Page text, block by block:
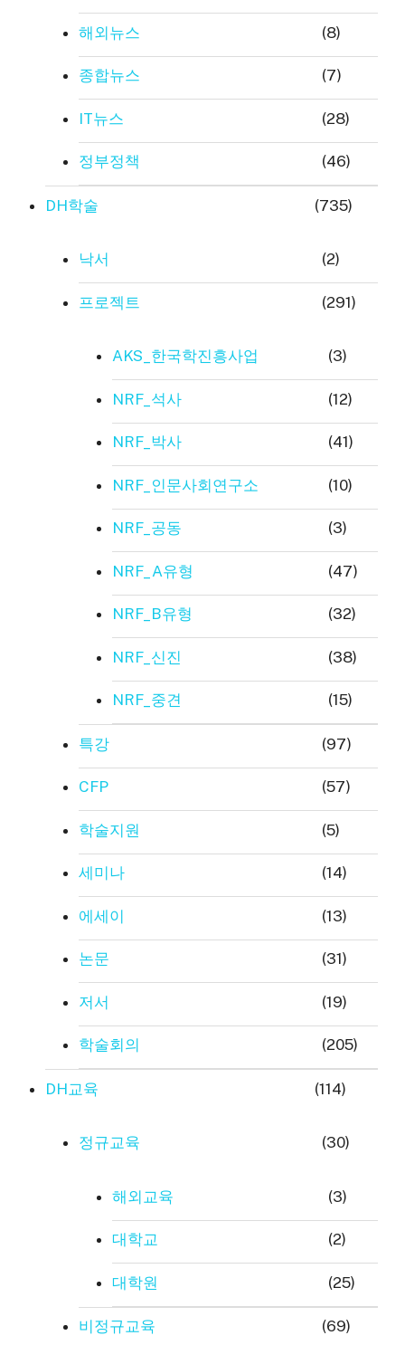
해외뉴스 (8)
종합뉴스 (7)
IT뉴스 (28)
정부정책 (46)
DH학술 (735)
낙서 (2)
프로젝트 (291)
AKS_한국학진흥사업 (3)
NRF_석사 (12)
NRF_박사 (41)
NRF_인문사회연구소 (10)
NRF_공동 (3)
NRF_A유형 (47)
NRF_B유형 (32)
NRF_신진 (38)
NRF_중견 (15)
특강 (97)
CFP (57)
학술지원 (5)
세미나 (14)
에세이 (13)
논문 (31)
저서 (19)
학술회의 (205)
DH교육 (114)
정규교육 (30)
해외교육 (3)
대학교 (2)
대학원 (25)
비정규교육 (69)